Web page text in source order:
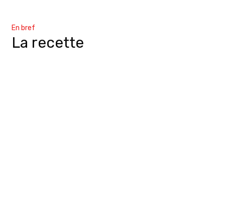
En bref
La recette